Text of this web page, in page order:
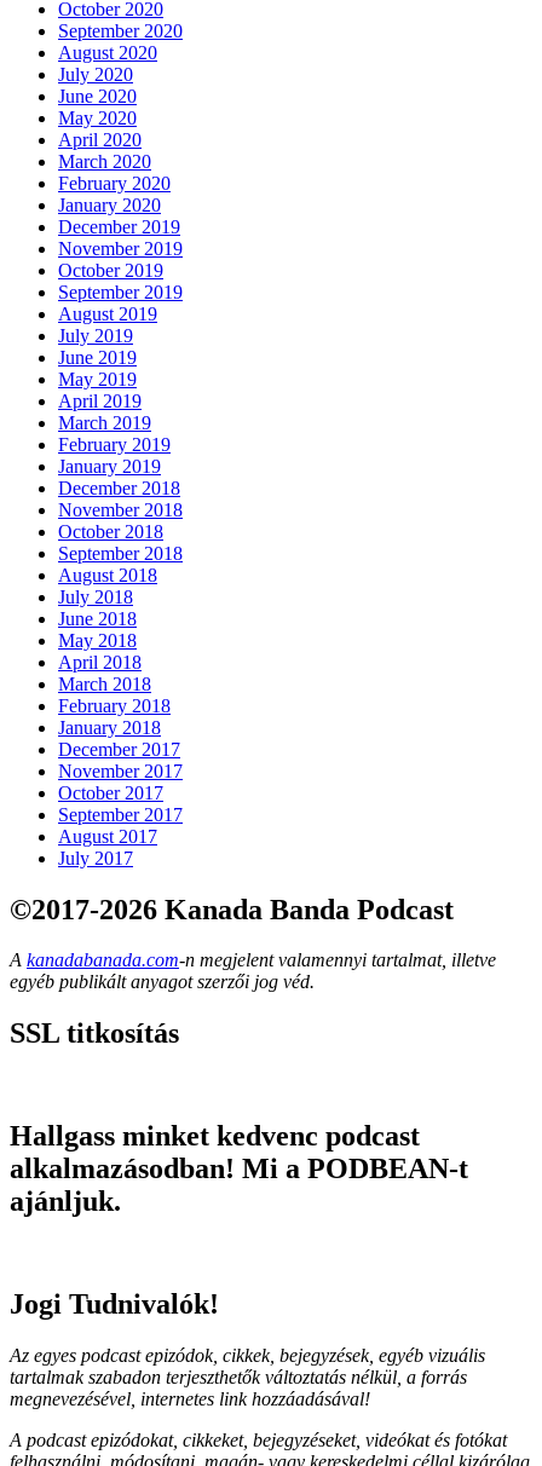
October 2020
September 2020
August 2020
July 2020
June 2020
May 2020
April 2020
March 2020
February 2020
January 2020
December 2019
November 2019
October 2019
September 2019
August 2019
July 2019
June 2019
May 2019
April 2019
March 2019
February 2019
January 2019
December 2018
November 2018
October 2018
September 2018
August 2018
July 2018
June 2018
May 2018
April 2018
March 2018
February 2018
January 2018
December 2017
November 2017
October 2017
September 2017
August 2017
July 2017
©2017-2026 Kanada Banda Podcast
A kanadabanada.com-n megjelent valamennyi tartalmat, illetve
egyéb publikált anyagot szerzői jog véd.
SSL titkosítás
Hallgass minket kedvenc podcast
alkalmazásodban! Mi a PODBEAN-t
ajánljuk.
Jogi Tudnivalók!
Az egyes podcast epizódok, cikkek, bejegyzések, egyéb vizuális
tartalmak szabadon terjeszthetők változtatás nélkül, a forrás
megnevezésével, internetes link hozzáadásával!
A podcast epizódokat, cikkeket, bejegyzéseket, videókat és fotókat
felhasználni, módosítani, magán- vagy kereskedelmi céllal kizárólag